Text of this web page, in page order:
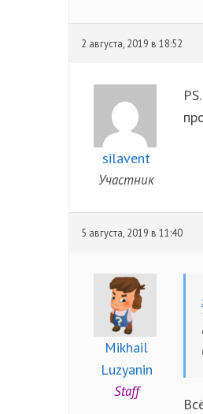
2 августа, 2019 в 18:52
silavent
Участник
5 августа, 2019 в 11:40
Mikhail
Luzyanin
Staff